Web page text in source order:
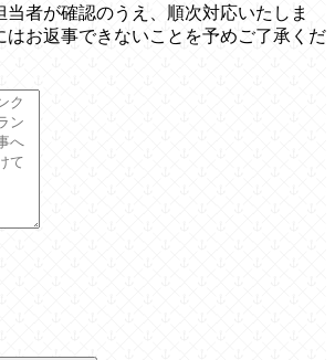
当者が確認のうえ、順次対応いたしま
はお返事できないことを予めご了承くだ